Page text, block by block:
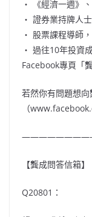
‧ 《經濟一週》
‧ 證券業持牌人士
‧ 股票課程導師
‧ 過往10年投資
Facebook專頁「
若然你有問題想
（
————————-
【龔成問答信箱
Q20801：